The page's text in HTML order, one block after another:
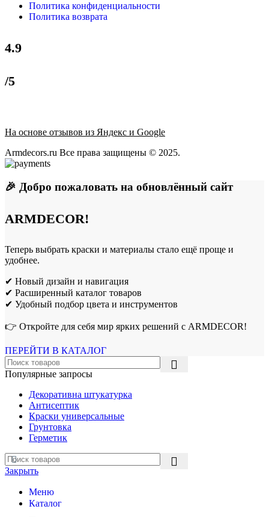
Политика конфиденциальности
Политика возврата
4.9
/5
На основе отзывов из Яндекс и Google
Armdecors.ru Все права защищены © 2025. ​
🎉 Добро пожаловать на обновлённый сайт
ARMDECOR!
Теперь выбрать краски и материалы стало ещё проще и
удобнее.
✔ Новый дизайн и навигация
✔ Расширенный каталог товаров
✔ Удобный подбор цвета и инструментов
👉 Откройте для себя мир ярких решений с ARMDECOR!
ПЕРЕЙТИ В КАТАЛОГ
Популярные запросы
Декоративна штукатурка
Антисептик
Краски универсальные
Грунтовка
Герметик
Закрыть
Меню
Каталог